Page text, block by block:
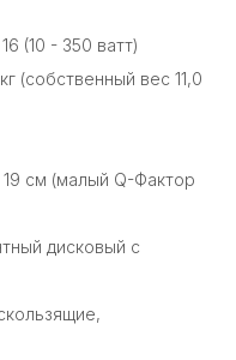
16 (10 - 350 ватт)
(собственный вес 11,0
19 см (малый Q-Фактор
дисковый с